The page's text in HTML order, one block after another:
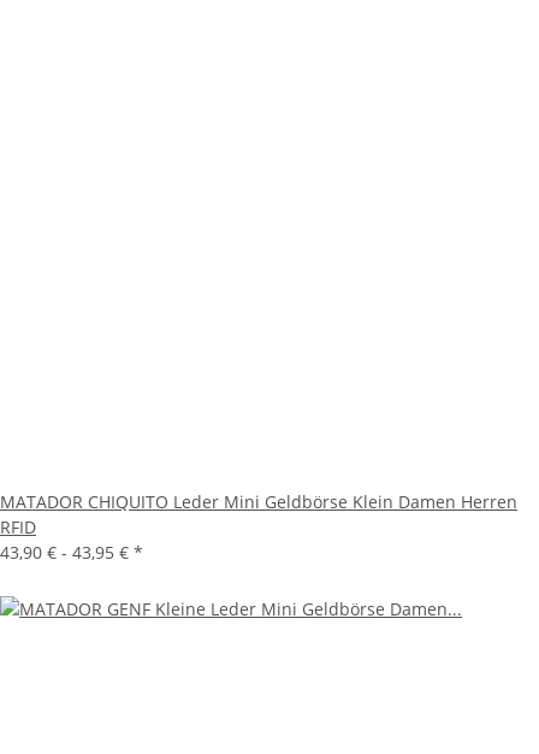
MATADOR CHIQUITO Leder Mini Geldbörse Klein Damen Herren
RFID
43,90 € - 43,95 € *